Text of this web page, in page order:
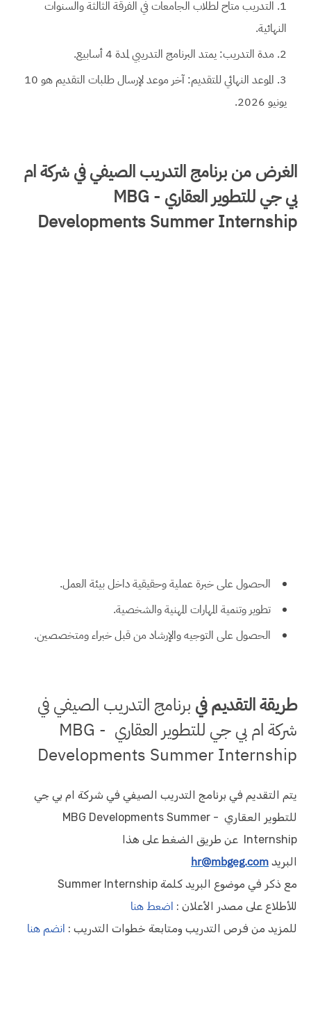
التدريب متاح لطلاب الجامعات في الفرقة الثالثة والسنوات
النهائية.
مدة التدريب: يمتد البرنامج التدريبي لمدة 4 أسابيع.
الموعد النهائي للتقديم: آخر موعد لإرسال طلبات التقديم هو 10
يونيو 2026.
الغرض من برنامج التدريب الصيفي في شركة ‏ام
بي جي للتطوير العقاري‏ - MBG
Developments Summer Internship
الحصول على خبرة عملية وحقيقية داخل بيئة العمل.
تطوير وتنمية المهارات المهنية والشخصية.
الحصول على التوجيه والإرشاد من قبل خبراء ومتخصصين.
طريقة التقديم في برنامج التدريب الصيفي في
شركة ‏ام بي جي للتطوير العقاري‏ - MBG
Developments Summer Internship
يتم التقديم في برنامج التدريب الصيفي في شركة ‏ام بي جي
للتطوير العقاري‏ - MBG Developments Summer
Internship عن طريق الضغط على هذا
البريد hr@mbgeg.com
مع ذكر في موضوع البريد كلمة Summer Internship
للأطلاع على مصدر الأعلان : اضعط هنا
للمزيد من فرص التدريب ومتابعة خطوات التدريب : انضم هنا